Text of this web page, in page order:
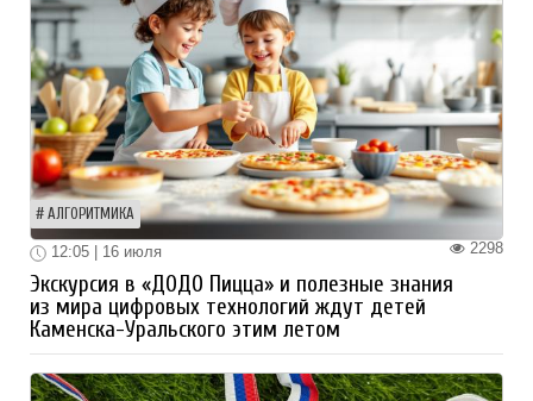
АЛГОРИТМИКА
2298
12:05 | 16 июля
Экскурсия в «ДОДО Пицца» и полезные знания
из мира цифровых технологий ждут детей
Каменска-Уральского этим летом